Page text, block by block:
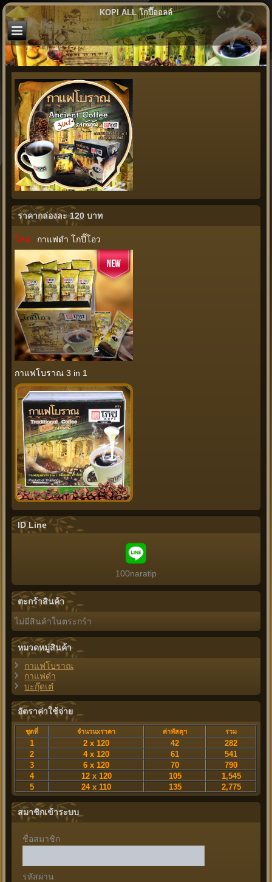
KOPI ALL โกปี๊ออลล์
ราคากล่องละ 120 บาท
ใหม่.. กาแฟดำ โกปี๊โอว
กาแฟโบราณ 3 in 1
ID Line
100naratip
ตะกร้าสินค้า
ไม่มีสินค้าในตระกร้า
หมวดหมู่สินค้า
กาแฟโบราณ
กาแฟดำ
บะกุ๊ดเต๋
อัตราค่าใช้จ่าย
ชุดที่ จำนวนxราคา ค่าพัสดุฯ รวม
1 2 x 120 42
282
2
4 x 120 61
541
3
6 x 120 70
790
4
12 x 120 105
1,545
5
24 x 110 135 2,775
สมาชิกเข้าระบบ
ชื่อสมาชิก
รหัสผ่าน